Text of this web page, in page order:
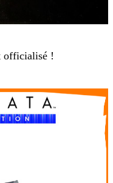
officialisé !